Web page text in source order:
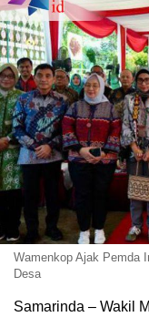
Wamenkop Ajak Pemda
Desa
Samarinda – Wakil